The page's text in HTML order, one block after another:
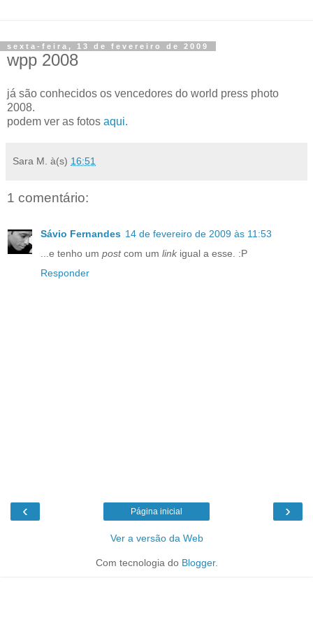
sexta-feira, 13 de fevereiro de 2009
wpp 2008
já são conhecidos os vencedores do world press photo
2008.
podem ver as fotos aqui.
Sara M. à(s) 16:51
1 comentário:
Sávio Fernandes 14 de fevereiro de 2009 às 11:53
...e tenho um postcom um link igual a esse. :P
Responder
‹ ›
Página inicial
Ver a versão da Web
Com tecnologia do Blogger.